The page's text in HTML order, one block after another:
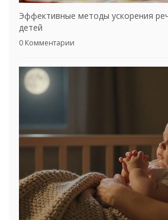
Эффективные методы ускорения
детей
0 Комментарии